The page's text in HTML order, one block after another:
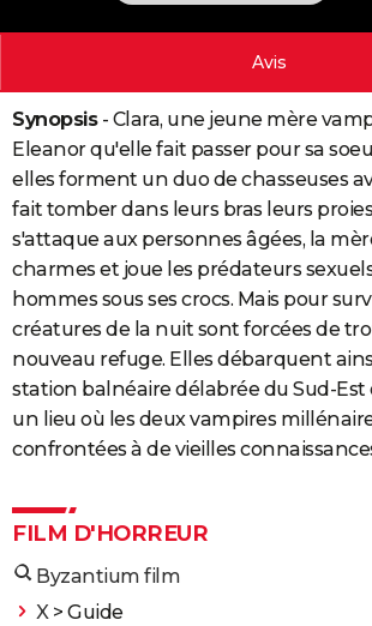
PHOTO
BONS PLANS
CARTE DE VOEUX
Carte de Noël
Carte Bonne année
Carte Saint-Valentin
Carte Pâques
Carte d'anniversaire
Dictionnaire
Biographies
Citations
Expressions
Proverbes
PROGRAMME TV
COPAINS D'AVANT
S'inscrire
Se connecter
Lycées
Collèges
Primaires
Universités
Entreprises
Service militaire
Avis de recherche
AVIS DE DÉCÈS
FORUM
Bricolage
Lifestyle
Culture
Sport
Auto
Television
Voyage
Cinema
Avis
Synopsis- Clara, une jeune mère
Eleanor qu'elle fait passer pour sa
elles forment un duo de chasseuses
fait tomber dans leurs bras leurs
s'attaque aux personnes âgées, la
charmes et joue les prédateurs
hommes sous ses crocs. Mais pour
créatures de la nuit sont forcées de
nouveau refuge. Elles débarquent
station balnéaire délabrée du Sud-Est
un lieu où les deux vampires
confrontées à de vieilles
FILM D'HORREUR
Byzantium film
X> Guide